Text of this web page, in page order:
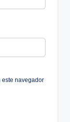
este navegador